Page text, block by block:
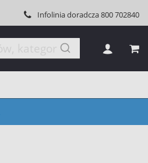
Infolinia doradcza800 702840